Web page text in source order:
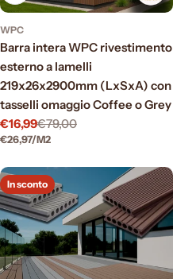
WPC
Barra intera WPC rivestimento
esterno a lamelli
219x26x2900mm (LxSxA) con
tasselli omaggio Coffee o Grey
Prezzo
di
€16,99
Prezzo
normale
€79,00
PREZZO
€26,97/PER
M2
In sconto